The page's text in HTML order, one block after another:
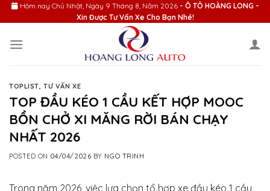
Skip
to
Hôm nay Chủ Nhật, Ngày 9 Tháng 8, Năm 2026 - Ô TÔ HOÀNG LONG -
Xin Được Tư Vấn Xe Cho Bạn Nhé!
TOPLIST,TƯ VẤN XE
TOP ĐẦU KÉO 1 CẦU KẾT HỢP MOOC
BỒN CHỞ XI MĂNG RỜI BÁN CHẠY
NHẤT 2026
POSTED ON 04/04/2026 BY NGO TRINH
Trong năm 2026, việc lựa chọn tổ hợp xe đầu kéo 1 cầu